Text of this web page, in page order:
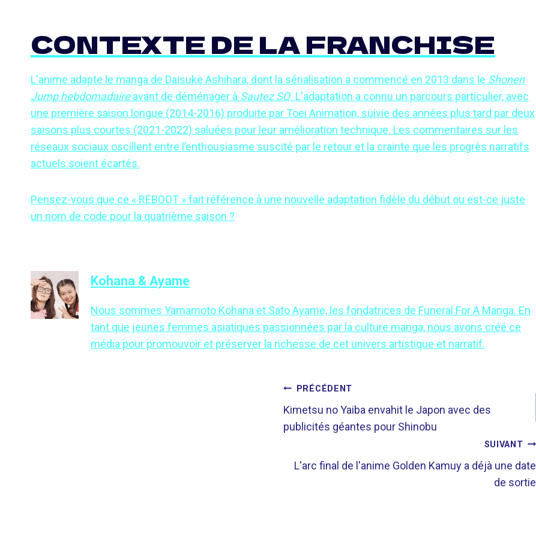
CONTEXTE DE LA FRANCHISE
L'anime adapte le manga de Daisuke Ashihara, dont la sérialisation a commencé en 2013 dans le Shonen
Jump hebdomadaireavant de déménager à Sautez SQ. L'adaptation a connu un parcours particulier, avec
une première saison longue (2014-2016) produite par Toei Animation, suivie des années plus tard par deux
saisons plus courtes (2021-2022) saluées pour leur amélioration technique. Les commentaires sur les
réseaux sociaux oscillent entre l’enthousiasme suscité par le retour et la crainte que les progrès narratifs
actuels soient écartés.
Pensez-vous que ce « REBOOT » fait référence à une nouvelle adaptation fidèle du début ou est-ce juste
un nom de code pour la quatrième saison ?
Kohana & Ayame
Nous sommes Yamamoto Kohana et Sato Ayame, les fondatrices de Funeral For A Manga. En
tant que jeunes femmes asiatiques passionnées par la culture manga, nous avons créé ce
média pour promouvoir et préserver la richesse de cet univers artistique et narratif.
PRÉCÉDENT
Kimetsu no Yaiba envahit le Japon avec des
publicités géantes pour Shinobu
SUIVANT
L'arc final de l'anime Golden Kamuy a déjà une date
de sortie